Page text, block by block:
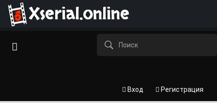
Xserial.online
Вход Регистрация